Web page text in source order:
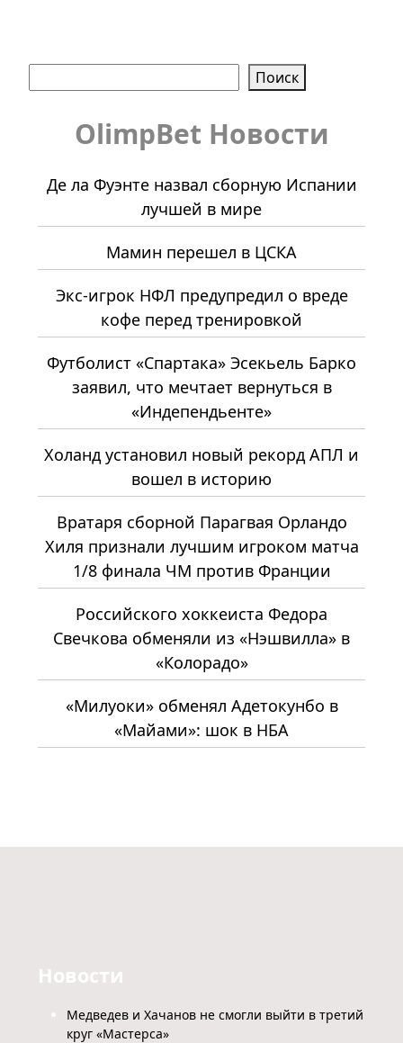
Поиск
OlimpBet Новости
Де ла Фуэнте назвал сборную Испании
лучшей в мире
Мамин перешел в ЦСКА
Экс-игрок НФЛ предупредил о вреде
кофе перед тренировкой
Футболист «Спартака» Эсекьель Барко
заявил, что мечтает вернуться в
«Индепендьенте»
Холанд установил новый рекорд АПЛ и
вошел в историю
Вратаря сборной Парагвая Орландо
Хиля признали лучшим игроком матча
1/8 финала ЧМ против Франции
Российского хоккеиста Федора
Свечкова обменяли из «Нэшвилла» в
«Колорадо»
«Милуоки» обменял Адетокунбо в
«Майами»: шок в НБА
Новости
Медведев и Хачанов не смогли выйти в третий
круг «Мастерса»